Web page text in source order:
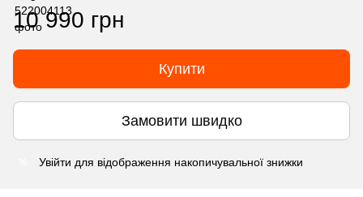
10 990 грн
Купити
Замовити швидко
Увійти для відображення накопичувальної знижки